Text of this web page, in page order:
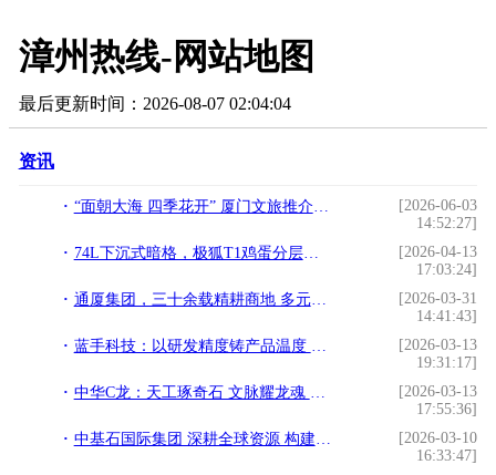
漳州热线-网站地图
最后更新时间：2026-08-07 02:04:04
资讯
“面朝大海 四季花开” 厦门文旅推介会举办 共绘旅游发展新篇章
[2026-06-03
14:52:27]
74L下沉式暗格，极狐T1鸡蛋分层放，易碎品不滚不碎
[2026-04-13
17:03:24]
通厦集团，三十余载精耕商地 多元布局铸就城市标杆
[2026-03-31
14:41:43]
蓝手科技：以研发精度铸产品温度 打造生活级智能电子标杆
[2026-03-13
19:31:17]
中华C龙：天工琢奇石 文脉耀龙魂 权威官媒聚焦点赞
[2026-03-13
17:55:36]
中基石国际集团 深耕全球资源 构建贸易物流产业生态
[2026-03-10
16:33:47]